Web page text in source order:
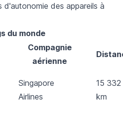
d'autonomie des appareils à
du monde
Compagnie
aérienne
Singapore
Airlines
15 332
km